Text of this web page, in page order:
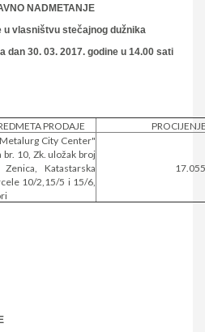
NADMETANJE
u vlasništvu stečajnog dužnika
dan 30. 03. 2017. godine u 14.00 sati
PRODAJE
City Center"
br. 10, Zk. uložak broj
Katastarska
10/2,15/5 i 15/6,